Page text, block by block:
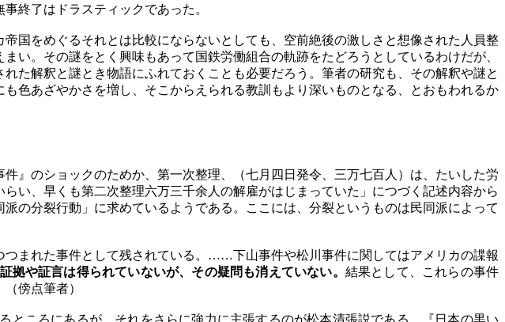
終了はドラスティックであった。
国をめぐるそれとは比較にならないとしても、空前絶後の激しさと想像された人員整
い。その謎をとく興味もあって国鉄労働組合の軌跡をたどろうとしているわけだが、
た解釈と謎とき物語にふれておくことも必要だろう。筆者の研究も、その解釈や謎と
色あざやかさを増し、そこからえられる教訓もより深いものとなる、とおもわれるか
』のショックのためか、第一次整理、（七月四日発令、三万七百人）は、たいした労
い、早くも第二次整理六万三千余人の解雇がはじまっていた」につづく記述内容から
の分裂行動」に求めているようである。ここには、分裂というものは民同派によって
まれた事件として残されている。……下山事件や松川事件に関してはアメリカの諜報
拠や証言は得られていないが、その疑問も消えていない。 結果として、これらの事件
傍点筆者）
ころにあるが、それをさらに強力に主張するのが松本清張説である。『日本の黒い